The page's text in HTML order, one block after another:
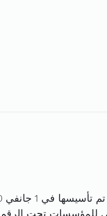
تأسيسها في 1 جانفي 2000 برأس مال قدره
للمؤسسات تحت الرقم